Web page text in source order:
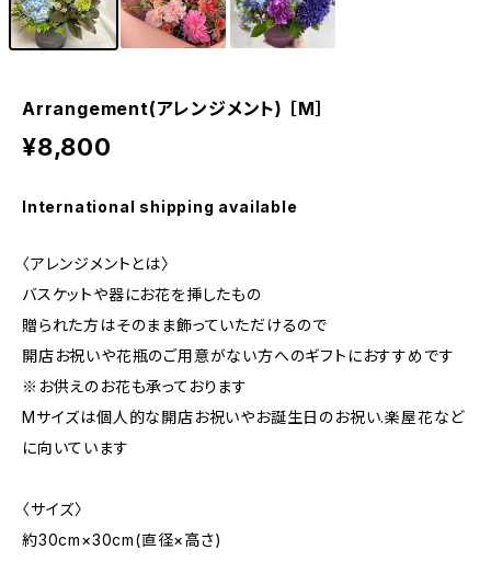
Arrangement(アレンジメント) ［M］
¥8,800
International shipping available
〈アレンジメントとは〉
バスケットや器にお花を挿したもの
贈られた方はそのまま飾っていただけるので
開店お祝いや花瓶のご用意がない方へのギフトにおすすめです
※お供えのお花も承っております
Mサイズは個人的な開店お祝いやお誕生日のお祝い.楽屋花など
に向いています
〈サイズ〉
約30cm×30cm(直径×高さ)